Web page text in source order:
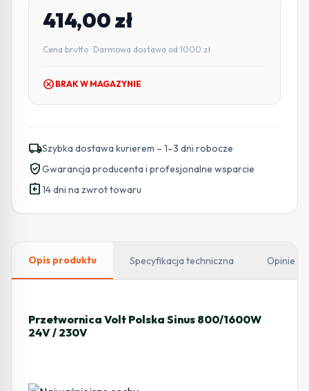
414,00zł
Cena brutto · Darmowa dostawa od 1000 zł
cancel BRAK W MAGAZYNIE
local_shippingSzybka dostawa kurierem – 1–3 dni robocze
verified_userGwarancja producenta i profesjonalne wsparcie
assignment_return14 dni na zwrot towaru
Opis produktu Specyfikacja techniczna Opinie
Przetwornica Volt Polska Sinus 800/1600W
24V / 230V